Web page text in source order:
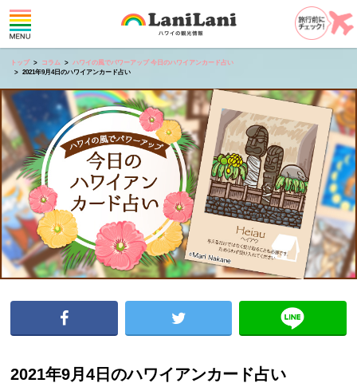
トップ コラム
ハワイの風でパワーアップ 今日のハワイアンカード占い
2021年9月4日のハワイアンカード占い
2021年9月4日のハワイアンカード占い